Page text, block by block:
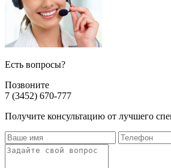
Есть вопросы?
Позвоните
7 (3452) 670-777
Получите консультацию от лучшего